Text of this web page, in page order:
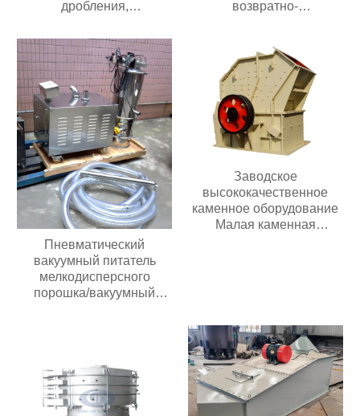
дробления,
подходит для добычи
полезных ископаемых
производительностью 20-
300 т/ч
возвратно-
Пневматический
вакуумный питатель
мелкодисперсного
порошка/вакуумный
Заводское
высококачественное
каменное оборудование
Малая каменная